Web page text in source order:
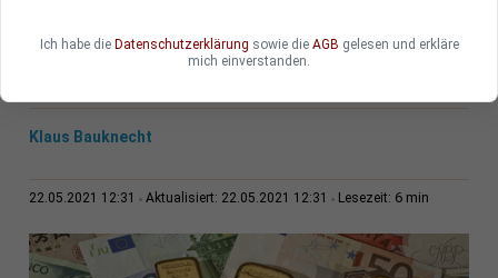
Bauknecht.
Klaus Bauknecht
22.05.2021 12:31 Aktualisiert: 22.05.2021 12:31 Lesezeit: 6 min
Ich habe die Datenschutzerklärung sowie die AGB gelesen und erkläre
mich einverstanden.